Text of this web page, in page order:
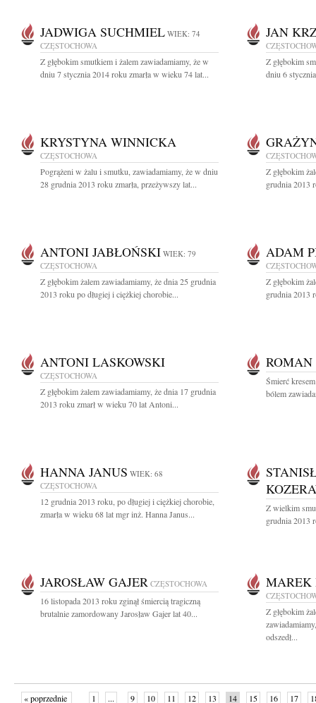
JADWIGA SUCHMIEL WIEK: 74
CZĘSTOCHOWA
Z głębokim smutkiem i żalem zawiadamiamy, że w
dniu 7 stycznia 2014 roku zmarła w wieku 74 lat...
JAN
Z głębokim
dniu 6
KRYSTYNA WINNICKA
CZĘSTOCHOWA
Pogrążeni w żalu i smutku, zawiadamiamy, że w dniu
28 grudnia 2013 roku zmarła, przeżywszy lat...
Z głębokim
grudnia 2013
ANTONI JABŁOŃSKI WIEK: 79
CZĘSTOCHOWA
Z głębokim żalem zawiadamiamy, że dnia 25 grudnia
2013 roku po długiej i ciężkiej chorobie...
ADAM
Z głębokim
grudnia 2013
ANTONI LASKOWSKI
CZĘSTOCHOWA
Z głębokim żalem zawiadamiamy, że dnia 17 grudnia
2013 roku zmarł w wieku 70 lat Antoni...
Śmierć
bólem
HANNA JANUS WIEK: 68
CZĘSTOCHOWA
12 grudnia 2013 roku, po długiej i ciężkiej chorobie,
zmarła w wieku 68 lat mgr inż. Hanna Janus...
Z wielkim
grudnia 2013
JAROSŁAW GAJER CZĘSTOCHOWA
16 listopada 2013 roku zginął śmiercią tragiczną
brutalnie zamordowany Jarosław Gajer lat 40...
MAREK
Z głębokim
odszedł...
« poprzednie 1 ... 9 10 11 12 13 14 15 16 17